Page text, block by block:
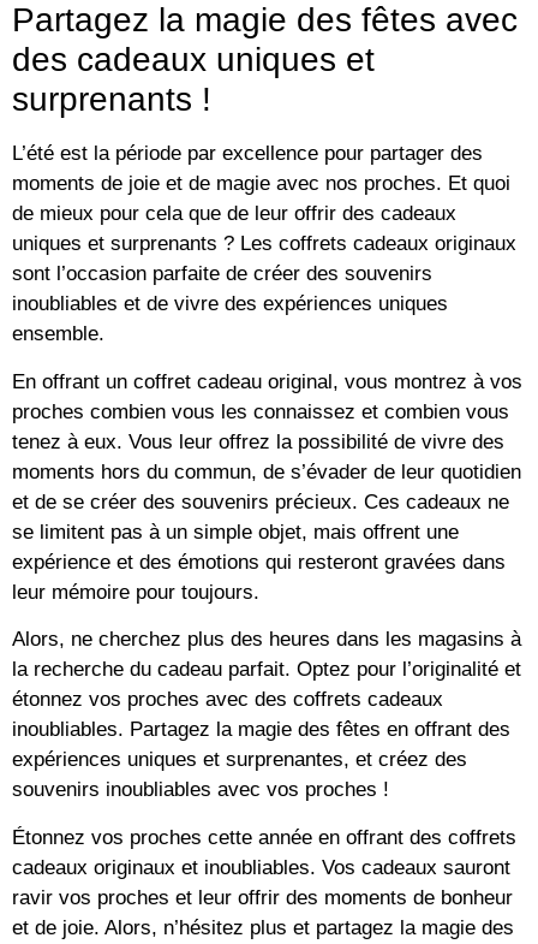
Partagez la magie des fêtes avec
des cadeaux uniques et
surprenants !
L’été est la période par excellence pour partager des
moments de joie et de magie avec nos proches. Et quoi
de mieux pour cela que de leur offrir des cadeaux
uniques et surprenants ? Les coffrets cadeaux originaux
sont l’occasion parfaite de créer des souvenirs
inoubliables et de vivre des expériences uniques
ensemble.
En offrant un coffret cadeau original, vous montrez à vos
proches combien vous les connaissez et combien vous
tenez à eux. Vous leur offrez la possibilité de vivre des
moments hors du commun, de s’évader de leur quotidien
et de se créer des souvenirs précieux. Ces cadeaux ne
se limitent pas à un simple objet, mais offrent une
expérience et des émotions qui resteront gravées dans
leur mémoire pour toujours.
Alors, ne cherchez plus des heures dans les magasins à
la recherche du cadeau parfait. Optez pour l’originalité et
étonnez vos proches avec des coffrets cadeaux
inoubliables. Partagez la magie des fêtes en offrant des
expériences uniques et surprenantes, et créez des
souvenirs inoubliables avec vos proches !
Étonnez vos proches cette année en offrant des coffrets
cadeaux originaux et inoubliables. Vos cadeaux sauront
ravir vos proches et leur offrir des moments de bonheur
et de joie. Alors, n’hésitez plus et partagez la magie des